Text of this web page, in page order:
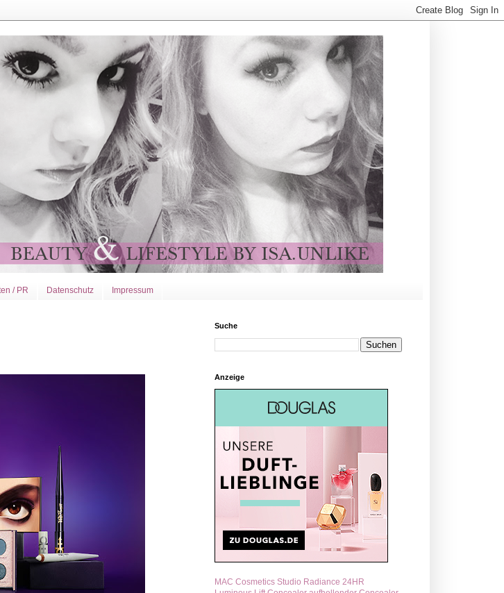
/ PR Datenschutz Impressum
Suche
Anzeige
MAC Cosmetics Studio Radiance 24HR